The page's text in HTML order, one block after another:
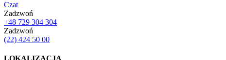
Czat
Zadzwoń
+48 729 304 304
Zadzwoń
(22) 424 50 00